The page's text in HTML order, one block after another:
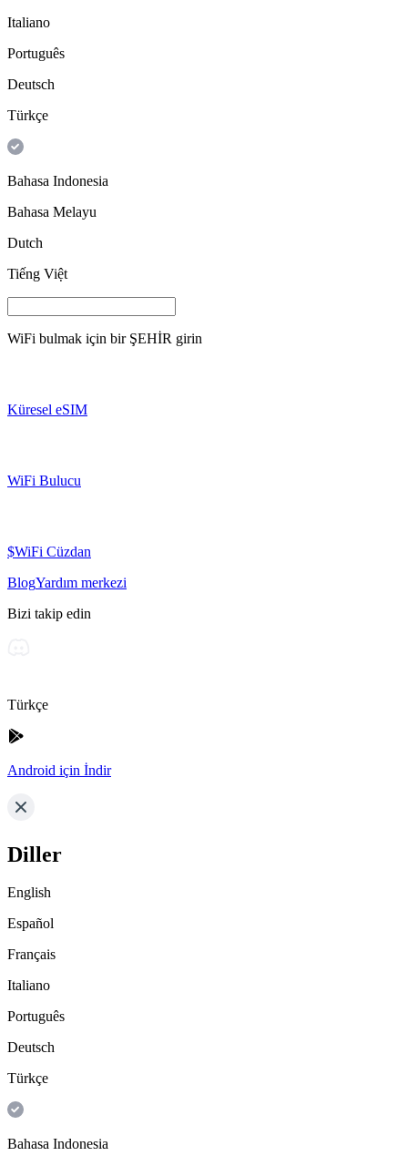
Italiano
Português
Deutsch
Türkçe
Bahasa Indonesia
Bahasa Melayu
Dutch
Tiếng Việt
WiFi bulmak için bir ŞEHİR girin
Küresel eSIM
WiFi Bulucu
$WiFi Cüzdan
BlogYardım merkezi
Bizi takip edin
Türkçe
Android için İndir
Diller
English
Español
Français
Italiano
Português
Deutsch
Türkçe
Bahasa Indonesia